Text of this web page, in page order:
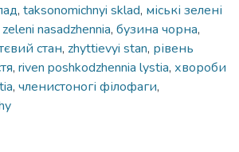
, taksonomichnyi sklad, міські зелені
nasadzhennia, бузина чорна,
стан, zhyttievyi stan, рівень
, riven poshkodzhennia lystia, хвороби
, членистоногі філофаги,